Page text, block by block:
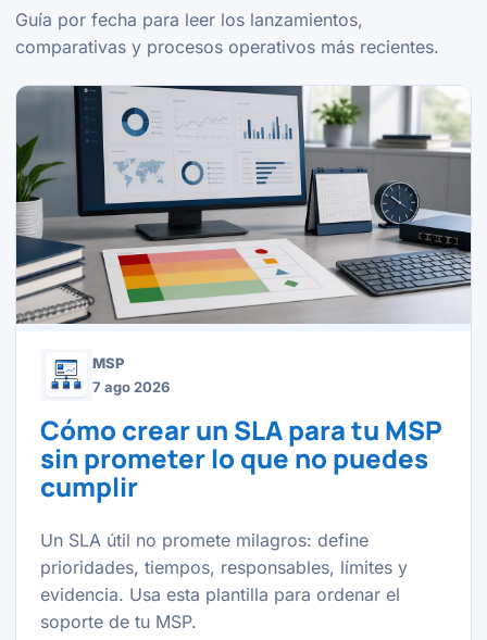
Guía por fecha para leer los lanzamientos,
comparativas y procesos operativos más recientes.
MSP
7 ago 2026
Cómo crear un SLA para tu MSP
sin prometer lo que no puedes
cumplir
Un SLA útil no promete milagros: define
prioridades, tiempos, responsables, límites y
evidencia. Usa esta plantilla para ordenar el
soporte de tu MSP.